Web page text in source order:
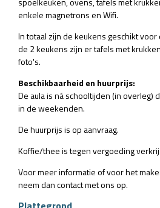
enkele magnetrons en Wifi.
In totaal zijn de keukens geschikt voor
de 2 keukens zijn er tafels met
foto's.
Beschikbaarheid en huurprijs:
De aula is ná schooltijden (in overleg)
in de weekenden.
De huurprijs is op aanvraag.
Koffie/thee is tegen vergoeding
Voor meer informatie of voor het
neem dan contact met ons op.